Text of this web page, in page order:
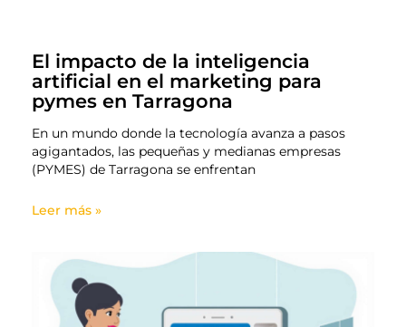
El impacto de la inteligencia
artificial en el marketing para
pymes en Tarragona
En un mundo donde la tecnología avanza a pasos
agigantados, las pequeñas y medianas empresas
(PYMES) de Tarragona se enfrentan
Leer más »